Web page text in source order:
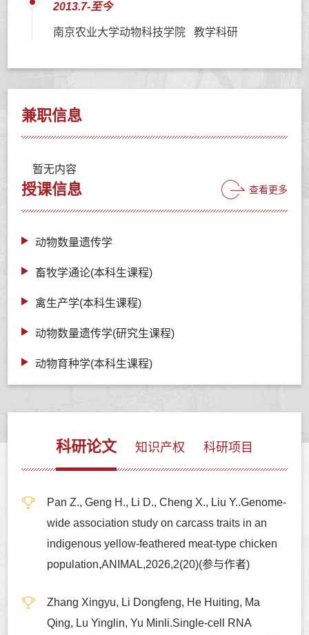
2013.7-至今
南京农业大学动物科技学院 教学科研
兼职信息
暂无内容
授课信息 查看更多
动物数量遗传学
畜牧学通论(本科生课程)
禽生产学(本科生课程)
动物数量遗传学(研究生课程)
动物育种学(本科生课程)
科研论文 知识产权 科研项目
Pan Z., Geng H., Li D., Cheng X., Liu Y..Genome-
wide association study on carcass traits in an
indigenous yellow-feathered meat-type chicken
population,ANIMAL,2026,2(20)(参与作者)
Zhang Xingyu, Li Dongfeng, He Huiting, Ma
Qing, Lu Yinglin, Yu Minli.Single-cell RNA